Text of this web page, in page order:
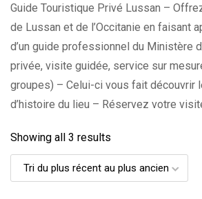
Guide Touristique Privé Lussan –
de Lussan et de l’Occitanie en faisant
d’un guide professionnel du Ministère
privée, visite guidée, service sur
groupes) – Celui-ci vous fait découvrir
d’histoire du lieu – Réservez votre
Showing all 3 results